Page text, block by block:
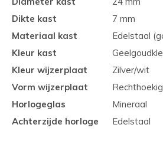
Dikte kast
7 mm
Materiaal kast
Edelstaal
Kleur kast
Kleur wijzerplaat
Zilver/wit
Vorm wijzerplaat
Rechthoekig
Horlogeglas
Mineraal
Achterzijde horloge
Edelstaal